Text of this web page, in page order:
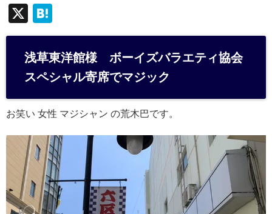
X
at
e
n
浅草東洋館様 ボーイズバラエティ協会
スペシャル寄席でマジック
お笑い 女性 マジシャン の荒木巴です。